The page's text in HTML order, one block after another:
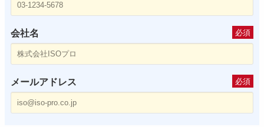
会社名 必須
メールアドレス 必須